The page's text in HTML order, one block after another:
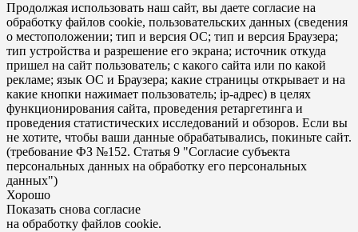
Продолжая использовать наш сайт, вы даете согласие на
обработку файлов cookie, пользовательских данных (сведения
о местоположении; тип и версия ОС; тип и версия Браузера;
тип устройства и разрешение его экрана; источник откуда
пришел на сайт пользователь; с какого сайта или по какой
рекламе; язык ОС и Браузера; какие страницы открывает и на
какие кнопки нажимает пользователь; ip-адрес) в целях
функционирования сайта, проведения ретаргетинга и
проведения статистических исследований и обзоров. Если вы
не хотите, чтобы ваши данные обрабатывались, покиньте сайт.
(требование ФЗ №152. Статья 9 "Согласие субъекта
персональных данных на обработку его персональных
данных")
Хорошо
Показать снова согласие
на обработку файлов cookie.